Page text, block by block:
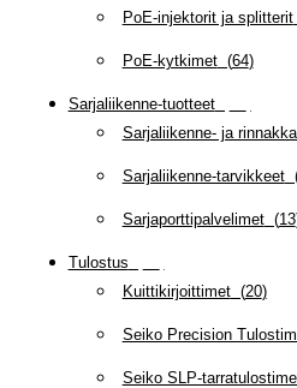
PoE-injektorit ja splitterit
PoE-kytkimet(64)
Sarjaliikenne-tuotteet(
Sarjaliikenne- ja
Sarjaliikenne-tarvikkeet
Sarjaporttipalvelimet(13
Tulostus
Kuittikirjoittimet(20)
Seiko Precision
Seiko SLP-